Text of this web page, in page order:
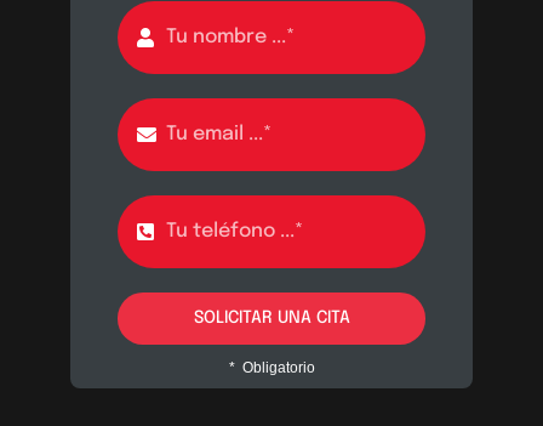
SOLICITAR UNA CITA
* Obligatorio